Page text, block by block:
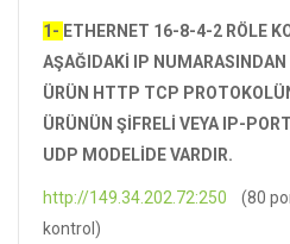
1- ETHERNET 16-8-4-2 RÖLE
AŞAĞIDAKİ IP
ÜRÜN HTTP TCP
ÜRÜNÜN ŞİFRELİ VEYA IP-
UDP MODELİDE VARDIR.
http://149.34.202.72:250 (80
kontrol)